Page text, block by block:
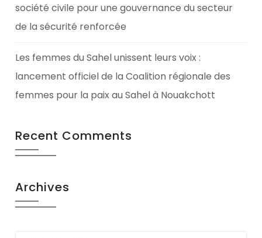
société civile pour une gouvernance du secteur
de la sécurité renforcée
Les femmes du Sahel unissent leurs voix :
lancement officiel de la Coalition régionale des
femmes pour la paix au Sahel à Nouakchott
Recent Comments
Archives